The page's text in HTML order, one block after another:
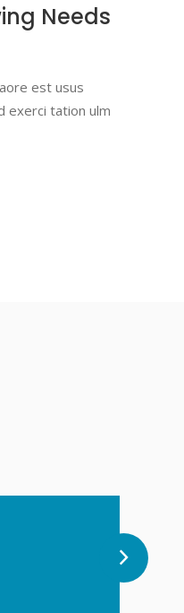
Needs
est usus
exerci tation ulm